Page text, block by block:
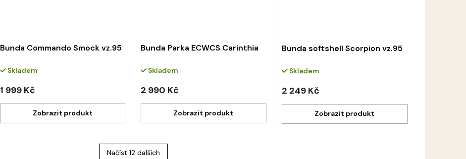
Bunda Commando Smock vz.95
Skladem
1 999 Kč
Bunda Parka ECWCS Carinthia
Skladem
2 990 Kč
Bunda softshell Scorpion vz.95
Skladem
2 249 Kč
Načíst 12 dalších